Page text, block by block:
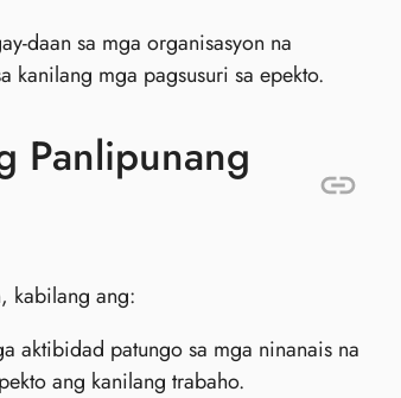
daan sa mga organisasyon na
kanilang mga pagsusuri sa epekto.
Panlipunang
kabilang ang:
aktibidad patungo sa mga ninanais na
ang kanilang trabaho.